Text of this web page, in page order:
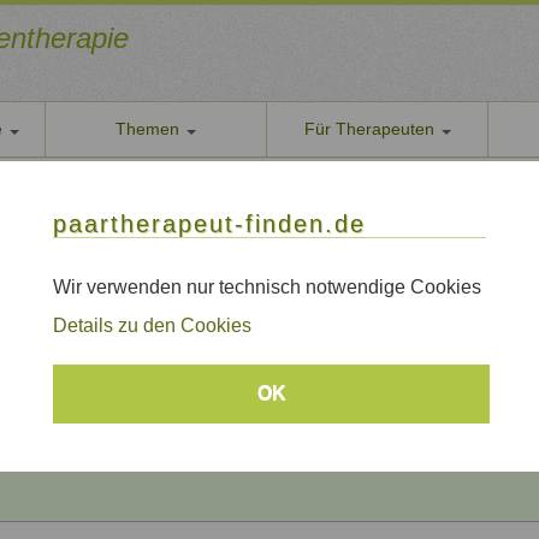
paartherapeut-finden.de
Wir verwenden nur technisch notwendige Cookies
Details zu den Cookies
OK
Themen Für Therapeuten
Wir
Themen Qualität
/ Paartherapie Großostheim - Ringheim
Paartherapie Großostheim - Ringheim
Beratungsthemen